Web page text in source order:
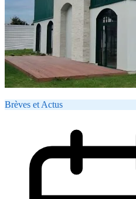
Brèves et Actus